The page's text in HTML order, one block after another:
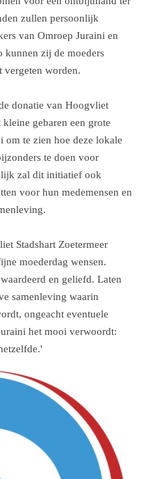
zullen persoonlijk
van Omroep Juraini en
kunnen zij de moeders
vergeten worden.
donatie van Hoogvliet
kleine gebaren een grote
om te zien hoe deze lokale
te doen voor
zal dit initiatief ook
voor hun medemensen en
Stadshart Zoetermeer
moederdag wensen.
en geliefd. Laten
samenleving waarin
ongeacht eventuele
het mooi verwoordt: